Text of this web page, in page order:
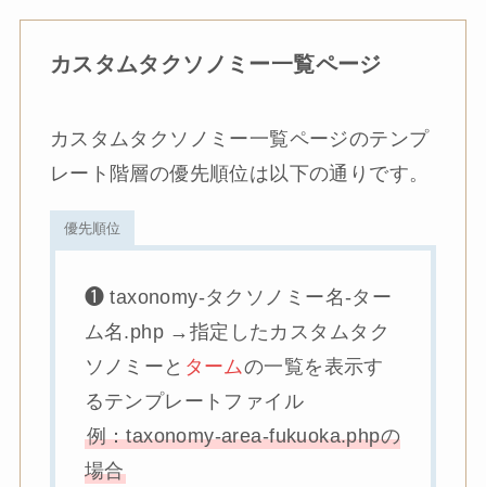
カスタムタクソノミー一覧ページ
カスタムタクソノミー一覧ページのテンプ
レート階層の優先順位は以下の通りです。
優先順位
❶ taxonomy-タクソノミー名-ター
ム名.php →指定したカスタムタク
ソノミーと タームの一覧を表示す
るテンプレートファイル
例：taxonomy-area-fukuoka.phpの
場合